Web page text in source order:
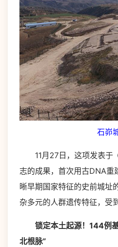
石峁
11月27日，这项发表于
志的成果，首次用古DNA重
晰早期国家特征的史前城址
杂多元的人群遗传特征，受
锁定本土起源！144例基
北根脉”